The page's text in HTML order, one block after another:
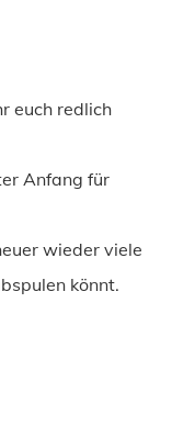
euch redlich
Anfang für
wieder viele
könnt.